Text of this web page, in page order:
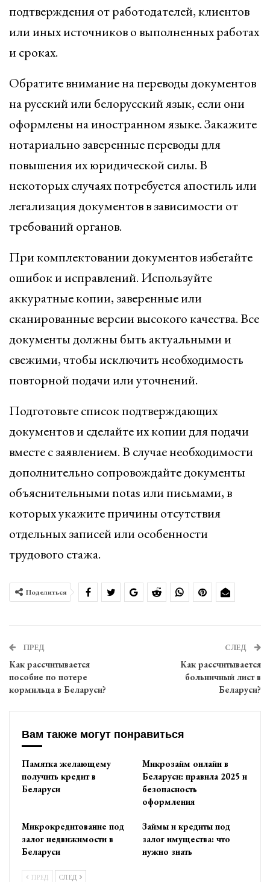
подтверждения от работодателей, клиентов
или иных источников о выполненных работах
и сроках.
Обратите внимание на переводы документов
на русский или белорусский язык, если они
оформлены на иностранном языке. Закажите
нотариально заверенные переводы для
повышения их юридической силы. В
некоторых случаях потребуется апостиль или
легализация документов в зависимости от
требований органов.
При комплектовании документов избегайте
ошибок и исправлений. Используйте
аккуратные копии, заверенные или
сканированные версии высокого качества. Все
документы должны быть актуальными и
свежими, чтобы исключить необходимость
повторной подачи или уточнений.
Подготовьте список подтверждающих
документов и сделайте их копии для подачи
вместе с заявлением. В случае необходимости
дополнительно сопровождайте документы
объяснительными notas или письмами, в
которых укажите причины отсутствия
отдельных записей или особенности
трудового стажа.
Поделиться
ПРЕД
Как рассчитывается
пособие по потере
кормильца в Беларуси?
СЛЕД
Как рассчитывается
больничный лист в
Беларуси?
Вам также могут понравиться
Памятка желающему
получить кредит в
Беларуси
Микрозайм онлайн в
Беларуси: правила 2025 и
безопасность
оформления
Микрокредитование под
залог недвижимости в
Беларуси
Займы и кредиты под
залог имущества: что
нужно знать
ПРЕД СЛЕД